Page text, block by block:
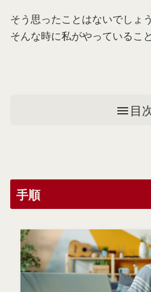
そう思ったことはないでしょ
そんな時に私がやっているこ
目
手順